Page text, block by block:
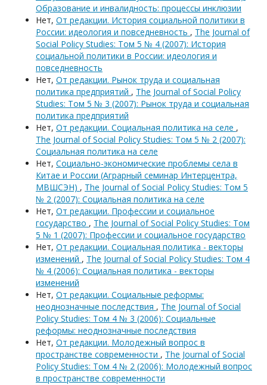
Образование и инвалидность: процессы инклюзии
Нет, От редакции. История социальной политики в
России: идеология и повседневность , The Journal of
Social Policy Studies: Том 5 № 4 (2007): История
социальной политики в России: идеология и
повседневность
Нет, От редакции. Рынок труда и социальная
политика предприятий , The Journal of Social Policy
Studies: Том 5 № 3 (2007): Рынок труда и социальная
политика предприятий
Нет, От редакции. Социальная политика на селе ,
The Journal of Social Policy Studies: Том 5 № 2 (2007):
Социальная политика на селе
Нет, Социально-экономические проблемы села в
Китае и России (Аграрный семинар Интерцентра,
МВШСЭН) , The Journal of Social Policy Studies: Том 5
№ 2 (2007): Социальная политика на селе
Нет, От редакции. Профессии и социальное
государство , The Journal of Social Policy Studies: Том
5 № 1 (2007): Профессии и социальное государство
Нет, От редакции. Социальная политика - векторы
изменений , The Journal of Social Policy Studies: Том 4
№ 4 (2006): Социальная политика - векторы
изменений
Нет, От редакции. Социальные реформы:
неоднозначные последствия , The Journal of Social
Policy Studies: Том 4 № 3 (2006): Социальные
реформы: неоднозначные последствия
Нет, От редакции. Молодежный вопрос в
пространстве современности , The Journal of Social
Policy Studies: Том 4 № 2 (2006): Молодежный вопрос
в пространстве современности